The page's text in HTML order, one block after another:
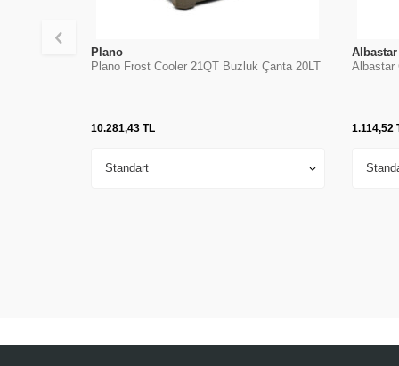
Plano
Plano Frost Cooler 21QT Buzluk Çanta 20LT
10.281,43 TL
Albastar
Albastar
1.114,52